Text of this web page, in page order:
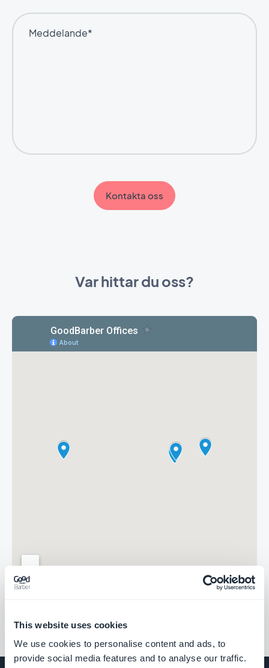
This website uses cookies
We use cookies to personalise content and ads, to
provide social media features and to analyse our traffic.
Meddelande*
Kontakta oss
Var hittar du oss?